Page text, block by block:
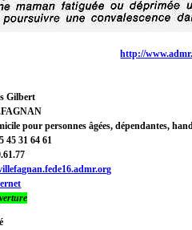
http://
Gilbert
pour personnes âgées, dépendantes,
45 31 64 61